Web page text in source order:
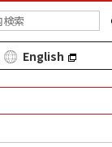
English